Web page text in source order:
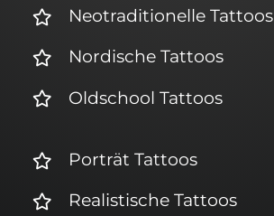
Neotraditionelle Tattoos
Nordische Tattoos
Oldschool Tattoos
Porträt Tattoos
Realistische Tattoos